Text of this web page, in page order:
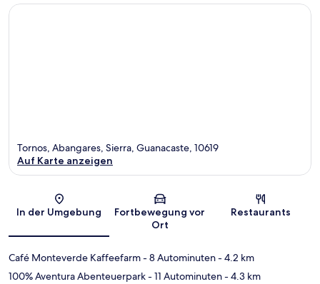
Karte
Tornos, Abangares, Sierra, Guanacaste, 10619
Auf Karte anzeigen
In der Umgebung
Fortbewegung vor
Ort
Restaurants
Café Monteverde Kaffeefarm- 8 Autominuten- 4.2 km
100% Aventura Abenteuerpark- 11 Autominuten- 4.3 km